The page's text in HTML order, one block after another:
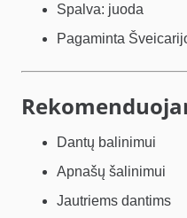
Spalva: juoda
Pagaminta
Dantų balinimui
Apnašų šalinimui
Jautriems dantims